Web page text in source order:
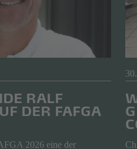
RALF
DER FAFGA
2026 eine der